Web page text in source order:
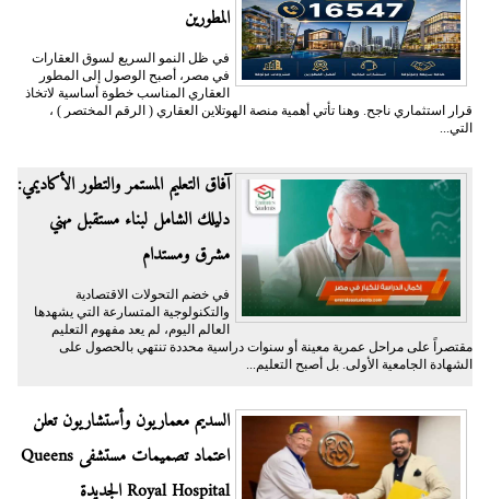
المطورين
في ظل النمو السريع لسوق العقارات
في مصر، أصبح الوصول إلى المطور
العقاري المناسب خطوة أساسية لاتخاذ
قرار استثماري ناجح. وهنا تأتي أهمية منصة الهوتلاين العقاري ( الرقم المختصر ) ،
التي...
آفاق التعليم المستمر والتطور الأكاديمي:
دليلك الشامل لبناء مستقبل مهني
مشرق ومستدام
في خضم التحولات الاقتصادية
والتكنولوجية المتسارعة التي يشهدها
العالم اليوم، لم يعد مفهوم التعليم
مقتصراً على مراحل عمرية معينة أو سنوات دراسية محددة تنتهي بالحصول على
الشهادة الجامعية الأولى. بل أصبح التعليم...
السديم معماريون وأستشاريون تعلن
اعتماد تصميمات مستشفى Queens
Royal Hospital الجديدة